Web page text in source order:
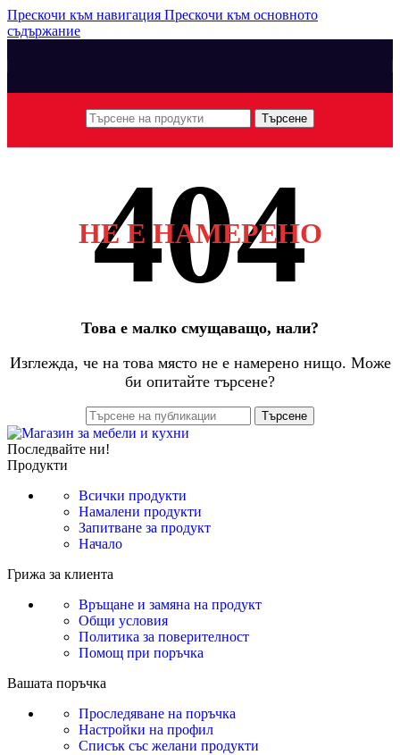
Прескочи към навигация Прескочи към основното
съдържание
Търсене
НЕ Е НАМЕРЕНО
Това е малко смущаващо, нали?
Изглежда, че на това място не е намерено нищо. Може
би опитайте търсене?
Търсене
Последвайте ни!
Продукти
Всички продукти
Намалени продукти
Запитване за продукт
Начало
Грижа за клиента
Връщане и замяна на продукт
Общи условия
Политика за поверителност
Помощ при поръчка
Вашата поръчка
Проследяване на поръчка
Настройки на профил
Списък със желани продукти